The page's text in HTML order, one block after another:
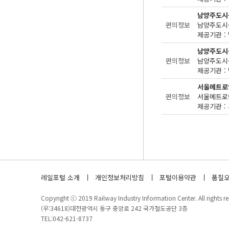
편의정보
남양주도
제공기관 :
편의정보
남양주도
제공기관 :
편의정보
서울메트
제공기관 :
레일포털 소개 개인정보처리방침 포털이용약관 품질
Copyright ⓒ 2019 Railway Industry Information Center. All rights
(우:34618)대전광역시 동구 중앙로 242 국가철도공단 3층
TEL:042-621-8737